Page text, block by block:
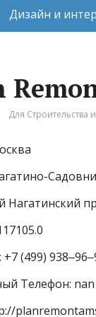
Дизайн и
Для Строительства
Нагатинский
(499)
Телефон: nan